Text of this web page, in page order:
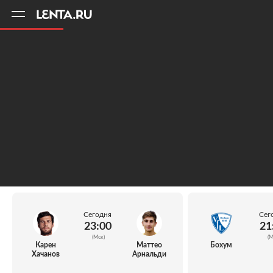
Карен
Хачанов
Сегодня
23:00
(Мск)
Маттео
Арнальди
Бохум